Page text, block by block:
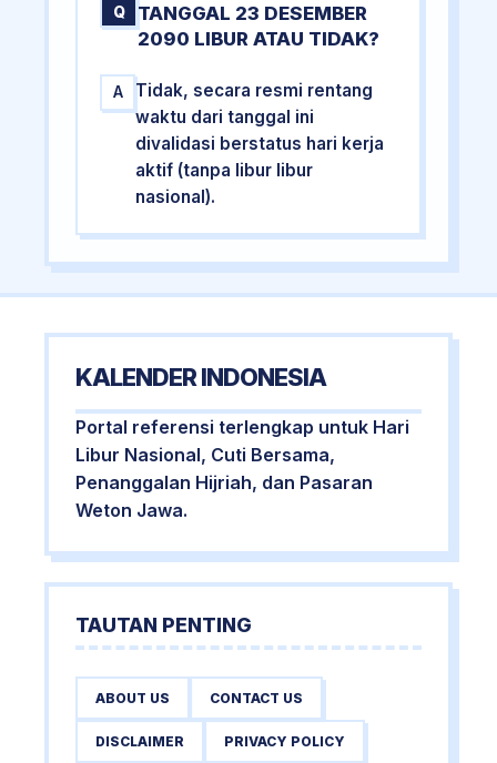
Q
TANGGAL 23 DESEMBER
2090 LIBUR ATAU TIDAK?
A
Tidak, secara resmi rentang
waktu dari tanggal ini
divalidasi berstatus hari kerja
aktif (tanpa libur libur
nasional).
KALENDER INDONESIA
Portal referensi terlengkap untuk Hari
Libur Nasional, Cuti Bersama,
Penanggalan Hijriah, dan Pasaran
Weton Jawa.
TAUTAN PENTING
ABOUT US CONTACT US
DISCLAIMER PRIVACY POLICY